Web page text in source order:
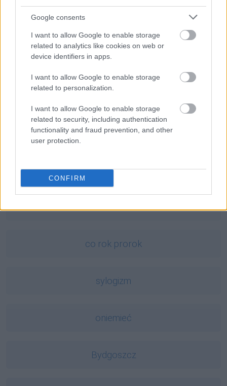
Google consents
I want to allow Google to enable storage
related to analytics like cookies on web or
device identifiers in apps.
I want to allow Google to enable storage
related to personalization.
I want to allow Google to enable storage
related to security, including authentication
functionality and fraud prevention, and other
user protection.
CONFIRM
Ciekawostki
palindrom— Takie oto palindromy
innymi słowy — Skąd wzięła się forma
Mogą Cię zainteresować również hasła
zadek
wpół
co rok prorok
sylogizm
oniemieć
Bydgoszcz